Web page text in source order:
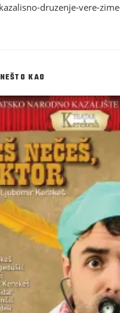
druzenje-vere-
KAO